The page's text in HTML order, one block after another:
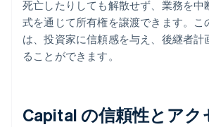
死亡したりしても解散せず、業務を中
式を通じて所有権を譲渡できます。こ
は、投資家に信頼感を与え、後継者計
ることができます。
Capital の信頼性とアク